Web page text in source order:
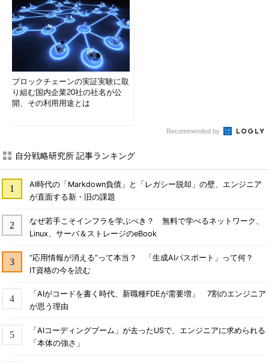
ブロックチェーンの実証実験に取
り組む国内企業20社の社名が公
開、その利用用途とは
Recommended by
自分戦略研究所 記事ランキング
AI時代の「Markdown負債」と「レガシー脱却」の壁、エンジニア
が直面する新・旧の課題
なぜ若手こそインフラを学ぶべき？ 無料で学べるネットワーク、
Linux、サーバ＆ストレージのeBook
“応用情報が消える”って本当？ 「生成AIパスポート」って何？
IT資格の今を読む
「AIがコードを書く時代、新職種FDEが需要増」 7割のエンジニア
が思う理由
「AIコーディングブーム」が去ったUSで、エンジニアに求められる
「本体の強さ」